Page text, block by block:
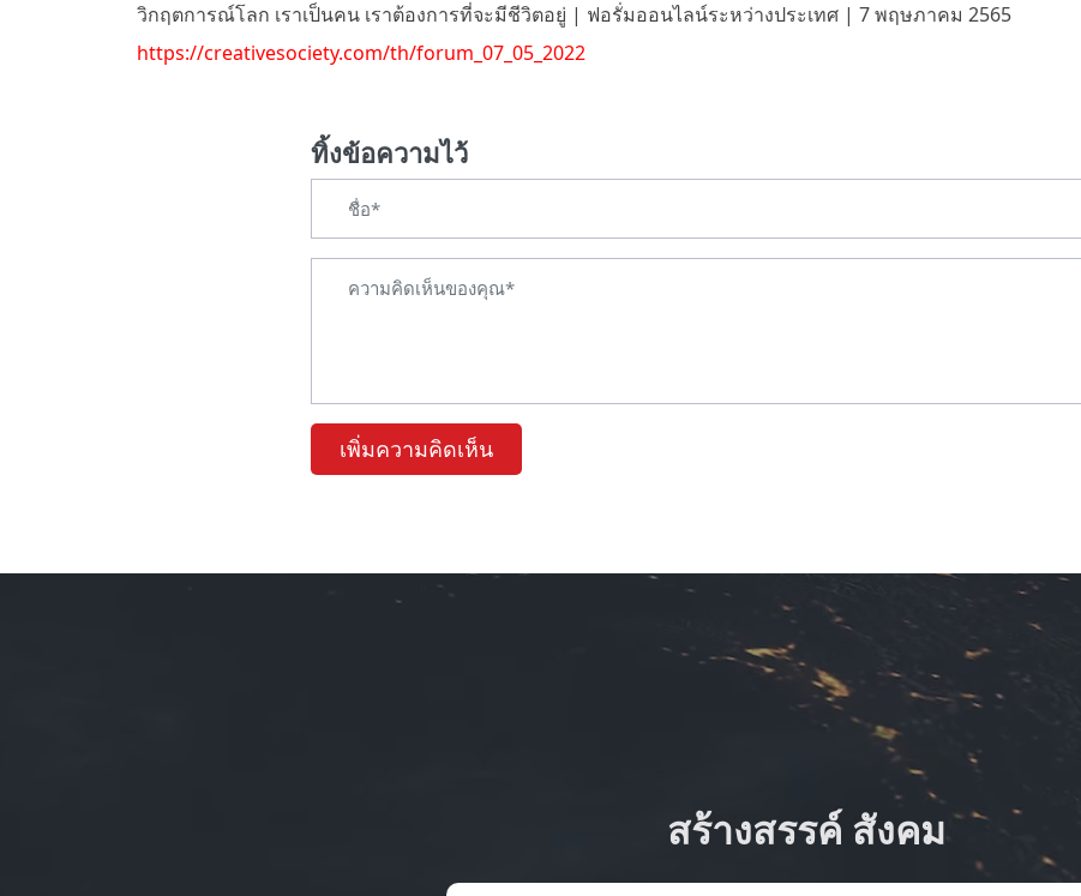
วิกฤตการณ์โลก เราเป็นคน เราต้องการที่จะมีชีวิตอยู่ | ฟอรั่มออนไลน์ระหว่างประเทศ | 7 พฤษภาคม 2565
https://creativesociety.com/th/forum_07_05_2022
ทิ้งข้อความไว้
เพิ่มความคิดเห็น
สร้างสรรค์ สังคม